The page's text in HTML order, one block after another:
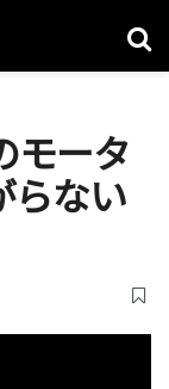
モータ
らない